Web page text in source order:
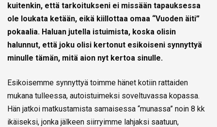
kuitenkin, että tarkoitukseni ei missään tapauksessa
ole loukata ketään, eikä kiillottaa omaa “Vuoden äiti”
pokaalia. Haluan jutella istuimista, koska olisin
halunnut, että joku olisi kertonut esikoiseni synnyttyä
minulle tämän, mitä aion nyt kertoa sinulle.
Esikoisemme synnyttyä toimme hänet kotiin rattaiden
mukana tulleessa, autoistuimeksi soveltuvassa kopassa.
Hän jatkoi matkustamista samaisessa “munassa” noin 8 kk
ikäiseksi, jonka jälkeen siirryimme lahjaksi saatuun,